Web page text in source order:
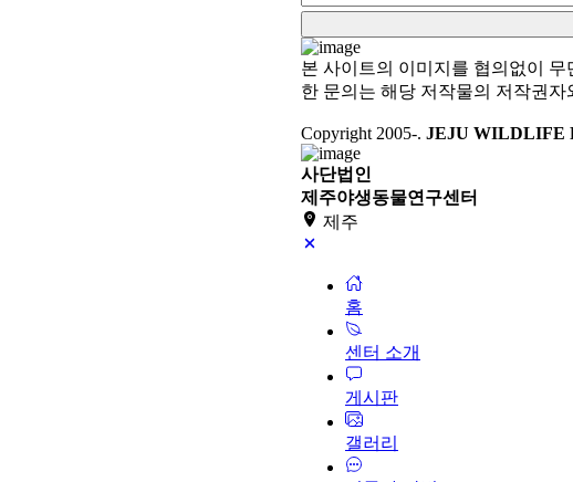
본 사이트의 이미지를 협의없이
한 문의는 해당 저작물의 저작권
Copyright 2005-. JEJU WILDLIFE
사단법인
제주야생동물연구센터
제주
홈
센터 소개
게시판
갤러리